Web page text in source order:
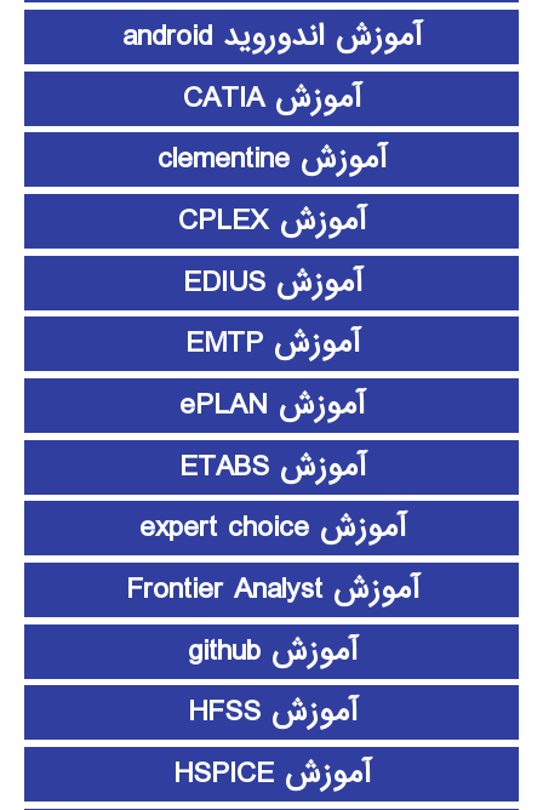
آموزش اندوروید android
آموزش CATIA
آموزش clementine
آموزش CPLEX
آموزش EDIUS
آموزش EMTP
آموزش ePLAN
آموزش ETABS
آموزش expert choice
آموزش Frontier Analyst
آموزش github
آموزش HFSS
آموزش HSPICE